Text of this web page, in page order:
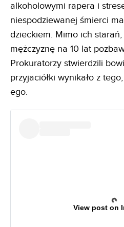
alkoholowymi rapera i
niespodziewanej śmierci
dzieckiem. Mimo ich
mężczyznę na 10 lat
Prokuratorzy stwierdzili
przyjaciółki wynikało z
ego.
View post on